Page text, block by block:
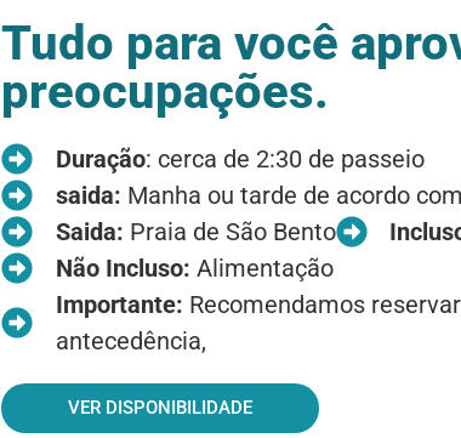
Tudo para você
preocupações.
Duração: cerca de 2:30 de passeio
saida: Manha ou tarde de acordo
Saida: Praia de São Bento
Não Incluso: Alimentação
Importante: Recomendamos
antecedência,
VER DISPONIBILIDADE